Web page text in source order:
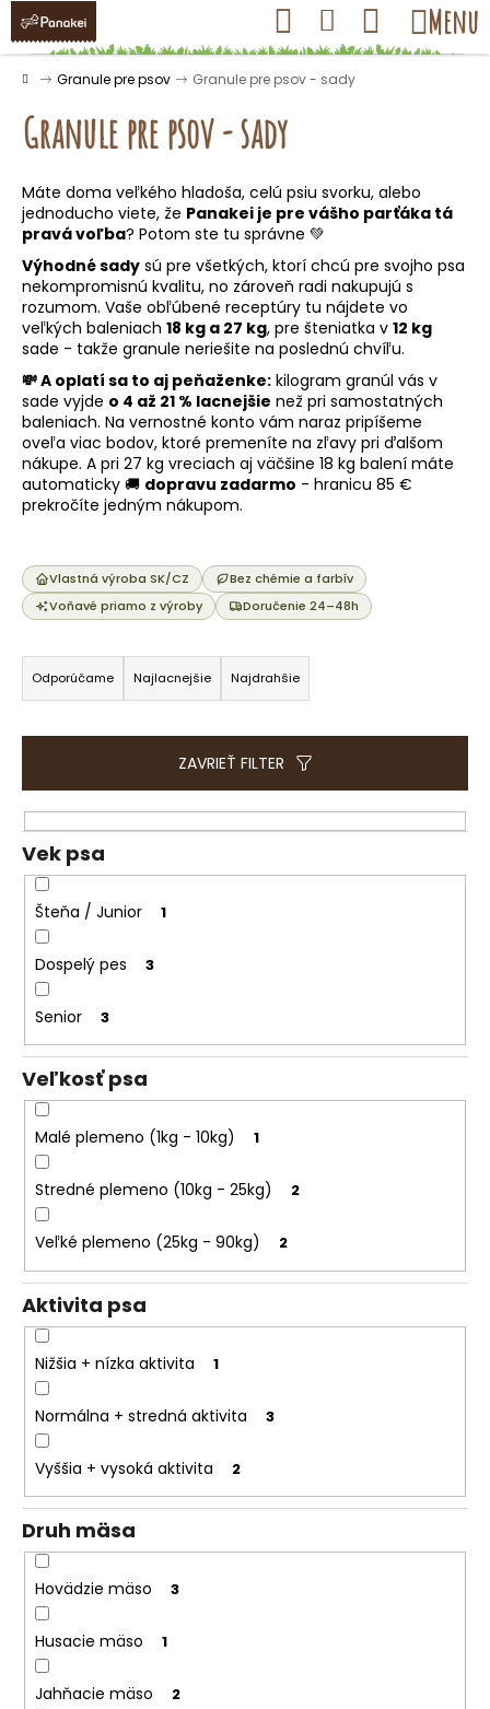
Prejsť
obsah
Hľadať Prihlásenie
Nákupný
košík
Menu
Domov
Granule pre psov Granule pre psov - sady
Granule pre psov - sady
Máte doma veľkého hladoša, celú psiu svorku, alebo
jednoducho viete, že Panakei je pre vášho parťáka tá
pravá voľba? Potom ste tu správne 💚
Výhodné sady sú pre všetkých, ktorí chcú pre svojho psa
nekompromisnú kvalitu, no zároveň radi nakupujú s
rozumom. Vaše obľúbené receptúry tu nájdete vo
veľkých baleniach 18 kg a 27 kg, pre šteniatka v 12 kg
sade - takže granule neriešite na poslednú chvíľu.
💸 A oplatí sa to aj peňaženke: kilogram granúl vás v
sade vyjde o 4 až 21 % lacnejšie než pri samostatných
baleniach. Na vernostné konto vám naraz pripíšeme
oveľa viac bodov, ktoré premeníte na zľavy pri ďalšom
nákupe. A pri 27 kg vreciach aj väčšine 18 kg balení máte
automaticky 🚚 dopravu zadarmo - hranicu 85 €
prekročíte jedným nákupom.
Vlastná výroba SK/CZ
Bez chémie a farbív
Voňavé priamo z výroby
Doručenie 24–48h
R
a
d
e
i
e
p
r
o
d
u
k
o
v
Odporúčame Najlacnejšie Najdrahšie
ZAVRIEŤ FILTER
Vek psa
Šteňa / Junior 1
Dospelý pes 3
Senior 3
Veľkosť psa
Malé plemeno (1kg - 10kg) 1
Stredné plemeno (10kg - 25kg) 2
Veľké plemeno (25kg - 90kg) 2
Aktivita psa
Nižšia + nízka aktivita 1
Normálna + stredná aktivita 3
Vyššia + vysoká aktivita 2
Druh mäsa
Hovädzie mäso 3
Husacie mäso 1
Jahňacie mäso 2
K
o Späť
Späť
Č
o
p
o
t
r
e
b
u
j
e
t
n
á
s
ť
HĽADAŤ
O
d
p
o
ú
č
a
m